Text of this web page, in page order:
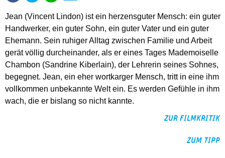
Jean (Vincent Lindon) ist ein herzensguter Mensch: ein guter
Handwerker, ein guter Sohn, ein guter Vater und ein guter
Ehemann. Sein ruhiger Alltag zwischen Familie und Arbeit
gerät völlig durcheinander, als er eines Tages Mademoiselle
Chambon (Sandrine Kiberlain), der Lehrerin seines Sohnes,
begegnet. Jean, ein eher wortkarger Mensch, tritt in eine ihm
vollkommen unbekannte Welt ein. Es werden Gefühle in ihm
wach, die er bislang so nicht kannte.
ZUR FILMKRITIK
ZUM TIPP